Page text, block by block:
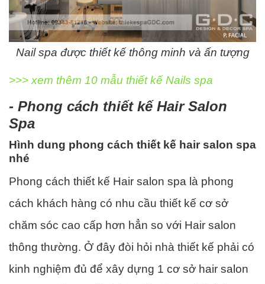
Nail spa được thiết kế thông minh và ấn tượng
>>> xem thêm 10 mẫu thiết kế Nails spa
- Phong cách thiết kế Hair Salon
Spa
Hình dung phong cách thiết kế hair salon spa
nhé
Phong cách thiết kế Hair salon spa là phong
cách khách hàng có nhu cầu thiết kế cơ sở
chăm sóc cao cấp hơn hẳn so với Hair salon
thông thường. Ở đây đòi hỏi nhà thiết kế phải có
kinh nghiệm đủ để xây dựng 1 cơ sở hair salon